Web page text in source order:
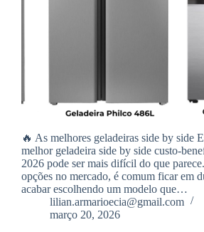
🔥 As melhores geladeiras side by side
melhor geladeira side by side custo-
2026 pode ser mais difícil do que
opções no mercado, é comum ficar em
acabar escolhendo um modelo que…
lilian.armarioecia@gmail.com
março 20, 2026